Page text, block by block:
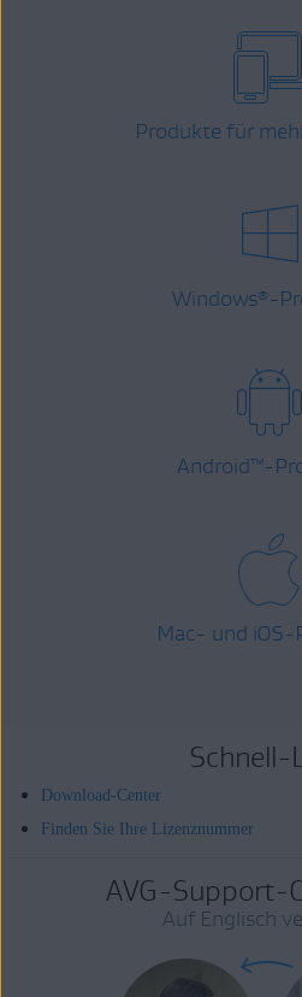
Produkte für
Windows® -
Android™-
Mac- und iOS-
Schnell-
Download-Center
Finden Sie Ihre Lizenznummer
AVG-Support-
Auf Englisch